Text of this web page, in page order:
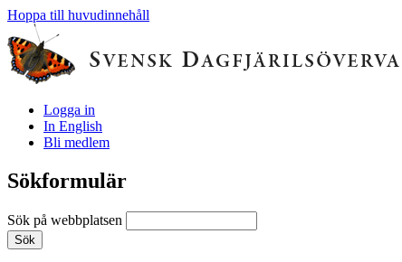
Hoppa till huvudinnehåll
Logga in
In English
Bli medlem
Sökformulär
Sök på webbplatsen